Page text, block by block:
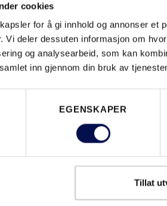
cookies
for å gi innhold og annonser et
Vi deler dessuten informasjon om
og analysearbeid, som kan
inn gjennom din bruk av
EGENSKAPER
Tillat
DØR MED SPEIL
ENTRÉPARTI
HJEMMEKONTOR